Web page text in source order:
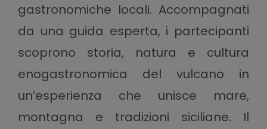
gastronomiche locali. Accompagnati
da una guida esperta, i partecipanti
scoprono storia, natura e cultura
enogastronomica del vulcano in
un’esperienza che unisce mare,
montagna e tradizioni siciliane. Il